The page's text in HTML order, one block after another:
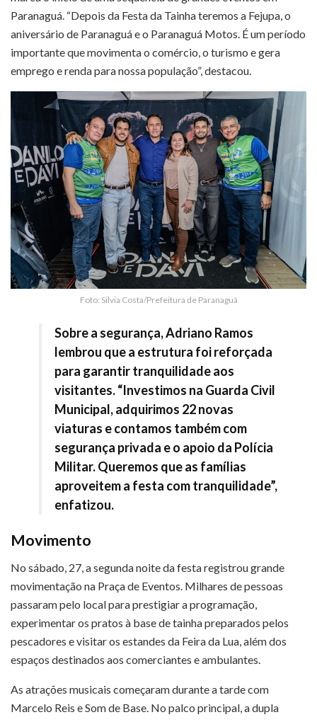
Paranaguá. “Depois da Festa da Tainha teremos a Fejupa, o
aniversário de Paranaguá e o Paranaguá Motos. É um período
importante que movimenta o comércio, o turismo e gera
emprego e renda para nossa população”, destacou.
Foto: Silvia Costa/Prefeitura de Paranaguá
Sobre a segurança, Adriano Ramos
lembrou que a estrutura foi reforçada
para garantir tranquilidade aos
visitantes. “Investimos na Guarda Civil
Municipal, adquirimos 22 novas
viaturas e contamos também com
segurança privada e o apoio da Polícia
Militar. Queremos que as famílias
aproveitem a festa com tranquilidade”,
enfatizou.
Movimento
No sábado, 27, a segunda noite da festa registrou grande
movimentação na Praça de Eventos. Milhares de pessoas
passaram pelo local para prestigiar a programação,
experimentar os pratos à base de tainha preparados pelos
pescadores e visitar os estandes da Feira da Lua, além dos
espaços destinados aos comerciantes e ambulantes.
As atrações musicais começaram durante a tarde com
Marcelo Reis e Som de Base. No palco principal, a dupla